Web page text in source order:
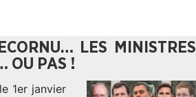
LES MINISTRES
OU PAS !
1er janvier